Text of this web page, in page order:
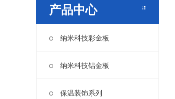
产品中心
纳米科技彩金板
纳米科技铝金板
保温装饰系列